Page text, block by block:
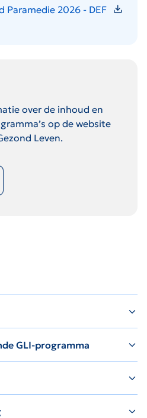
Paramedie 2026 - DEF
over de inhoud en
op de website
Leven.
GLI-programma